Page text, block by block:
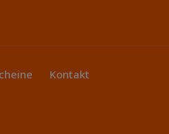
Kontakt